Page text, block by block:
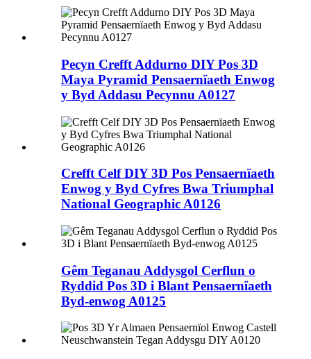
Pecyn Crefft Addurno DIY Pos 3D
Maya Pyramid Pensaernïaeth Enwog
y Byd Addasu Pecynnu A0127
Crefft Celf DIY 3D Pos Pensaernïaeth
Enwog y Byd Cyfres Bwa Triumphal
National Geographic A0126
Gêm Teganau Addysgol Cerflun o
Ryddid Pos 3D i Blant Pensaernïaeth
Byd-enwog A0125